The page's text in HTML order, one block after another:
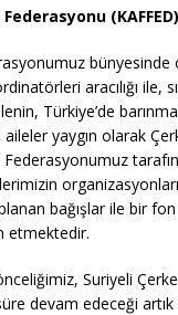
bünyesinde
aracılığı ile,
Türkiye’de
aileler yaygın olarak
bağışlar ile bir
etmektedir.
Suriyeli
devam edeceği